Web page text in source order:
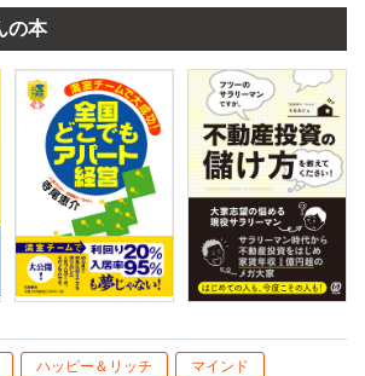
の本
ハッピー＆リッチ マインド